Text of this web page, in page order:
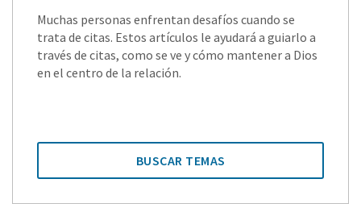
Muchas personas enfrentan desafíos cuando se
trata de citas. Estos artículos le ayudará a guiarlo a
través de citas, como se ve y cómo mantener a Dios
en el centro de la relación.
BUSCAR TEMAS